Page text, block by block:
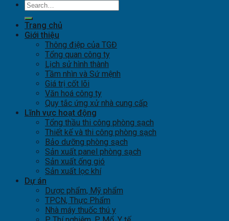
Trang chủ
Giới thiệu
Thông điệp của TGĐ
Tổng quan công ty
Lịch sử hình thành
Tầm nhìn và Sứ mệnh
Giá trị cốt lõi
Văn hoá công ty
Quy tắc ứng xử nhà cung cấp
Lĩnh vực hoạt động
Tổng thầu thi công phòng sạch
Thiết kế và thi công phòng sạch
Bảo dưỡng phòng sạch
Sản xuất panel phòng sạch
Sản xuất ống gió
Sản xuất lọc khí
Dự án
Dược phẩm, Mỹ phẩm
TPCN, Thực Phẩm
Nhà máy thuốc thú y